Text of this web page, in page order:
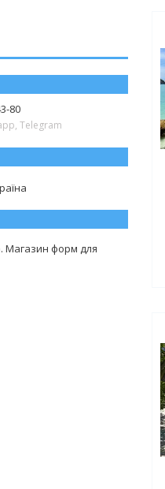
80
Telegram
Магазин форм для